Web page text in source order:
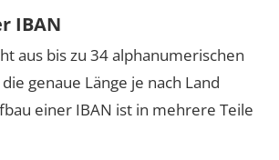
IBAN
aus bis zu 34 alphanumerischen
genaue Länge je nach Land
einer IBAN ist in mehrere Teile